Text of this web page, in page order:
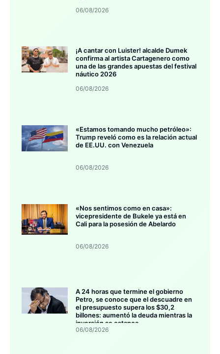
06/08/2026
¡A cantar con Luister! alcalde Dumek
confirma al artista Cartagenero como
una de las grandes apuestas del festival
náutico 2026
06/08/2026
«Estamos tomando mucho petróleo»:
Trump reveló como es la relación actual
de EE.UU. con Venezuela
06/08/2026
«Nos sentimos como en casa»:
vicepresidente de Bukele ya está en
Cali para la posesión de Abelardo
06/08/2026
A 24 horas que termine el gobierno
Petro, se conoce que el descuadre en
el presupuesto supera los $30,2
billones: aumentó la deuda mientras la
inversión se estanca
06/08/2026